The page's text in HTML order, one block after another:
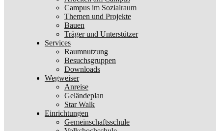
Campus im Sozialraum
Themen und Projekte
Bauen
Träger und Unterstützer
Services
Raumnutzung
Besuchsgruppen
Downloads
Wegweiser
Anreise
Geländeplan
Star Walk
Einrichtungen
Gemeinschaftsschule